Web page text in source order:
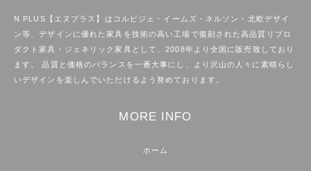
N PLUS【エヌプラス】はコルビジェ・イームズ・ネルソン・北欧デザイ
ン等、デザインに優れた家具を技術の高い工場で復刻された高品質リプロ
ダクト家具・ジェネリック家具として、2008年より全国に販売致しており
ます。 品質と価格のバランスを一番大事にし、より沢山の人々に素晴らし
いデザインを楽しんでいただけるよう努めております。
MORE INFO
ホーム